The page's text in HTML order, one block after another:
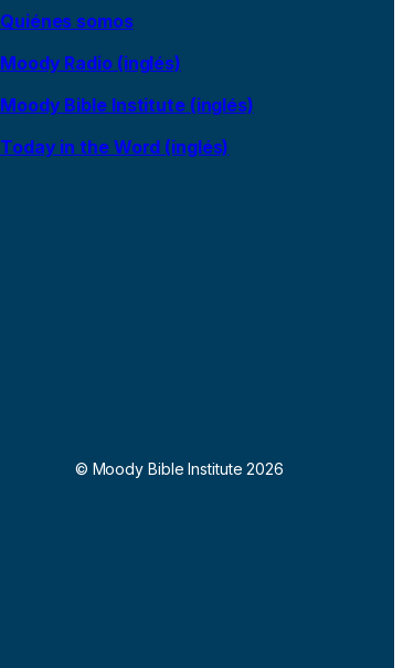
Quiénes somos
Moody Radio (inglés)
Moody Bible Institute (inglés)
Today in the Word (inglés)
© Moody Bible Institute 2026